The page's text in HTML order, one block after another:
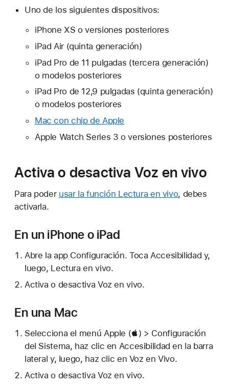
Uno de los siguientes dispositivos:
iPhone XS o versiones posteriores
iPad Air (quinta generación)
iPad Pro de 11 pulgadas (tercera generación)
o modelos posteriores
iPad Pro de 12,9 pulgadas (quinta generación)
o modelos posteriores
Mac con chip de Apple
Apple Watch Series 3 o versiones posteriores
Activa o desactiva Voz en vivo
Para poder usar la función Lectura en vivo, debes
activarla.
En un iPhone o iPad
Abre la app Configuración. Toca Accesibilidad y,
luego, Lectura en vivo.
Activa o desactiva Voz en vivo.
En una Mac
Selecciona el menú Apple () > Configuración
del Sistema, haz clic en Accesibilidad en la barra
lateral y, luego, haz clic en Voz en Vivo.
Activa o desactiva Voz en vivo.